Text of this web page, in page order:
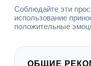
Соблюдайте эти
использование
положительные
ОБЩИЕ